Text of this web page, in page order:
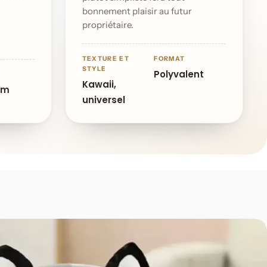
bonnement plaisir au futur
propriétaire.
TEXTURE ET
STYLE
Kawaii,
universel
FORMAT
Polyvalent